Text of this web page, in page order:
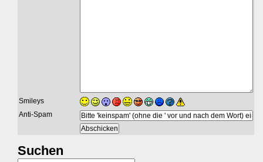
Smileys
Anti-Spam
Suchen